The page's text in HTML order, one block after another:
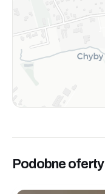
Podobne oferty